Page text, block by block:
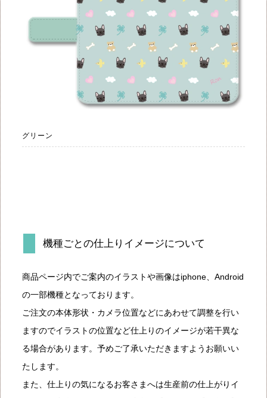
グリーン
機種ごとの仕上りイメージについて
商品ページ内でご案内のイラストや画像はiphone、Android
の一部機種となっております。
ご注文の本体形状・カメラ位置などにあわせて調整を行い
ますのでイラストの位置など仕上りのイメージが若干異な
る場合があります。予めご了承いただきますようお願いい
たします。
また、仕上りの気になるお客さまへは生産前の仕上がりイ